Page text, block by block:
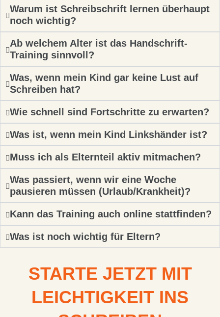
Warum ist Schreibschrift lernen überhaupt
noch wichtig?
Ab welchem Alter ist das Handschrift-
Training sinnvoll?
Was, wenn mein Kind gar keine Lust auf
Schreiben hat?
Wie schnell sind Fortschritte zu erwarten?
Was ist, wenn mein Kind Linkshänder ist?
Muss ich als Elternteil aktiv mitmachen?
Was passiert, wenn wir eine Woche
pausieren müssen (Urlaub/Krankheit)?
Kann das Training auch online stattfinden?
Was ist noch wichtig für Eltern?
STARTE JETZT MIT
LEICHTIGKEIT INS